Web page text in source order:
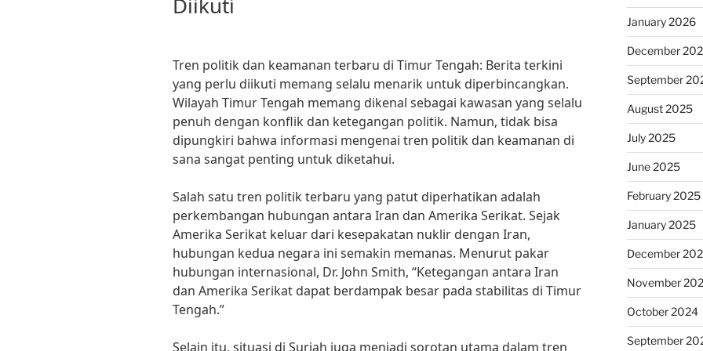
Tren politik dan keamanan terbaru di Timur Tengah: Berita terkini
yang perlu diikuti memang selalu menarik untuk diperbincangkan.
Wilayah Timur Tengah memang dikenal sebagai kawasan yang selalu
penuh dengan konflik dan ketegangan politik. Namun, tidak bisa
dipungkiri bahwa informasi mengenai tren politik dan keamanan di
sana sangat penting untuk diketahui.
Salah satu tren politik terbaru yang patut diperhatikan adalah
perkembangan hubungan antara Iran dan Amerika Serikat. Sejak
Amerika Serikat keluar dari kesepakatan nuklir dengan Iran,
hubungan kedua negara ini semakin memanas. Menurut pakar
hubungan internasional, Dr. John Smith, “Ketegangan antara Iran
dan Amerika Serikat dapat berdampak besar pada stabilitas di Timur
Tengah.”
Selain itu, situasi di Suriah juga menjadi sorotan utama dalam tren
January 2026
December
September
August 2025
July 2025
June 2025
February 2025
January 2025
December
November
October 2024
September